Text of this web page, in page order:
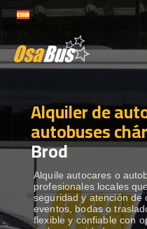
to
ALQUILER DE
DESTINOS
RECORRIDAS
Alquiler de
autobuses
Brod
Alquile autocares o
profesionales locales
seguridad y atención de
eventos, bodas o
flexible y confiable con